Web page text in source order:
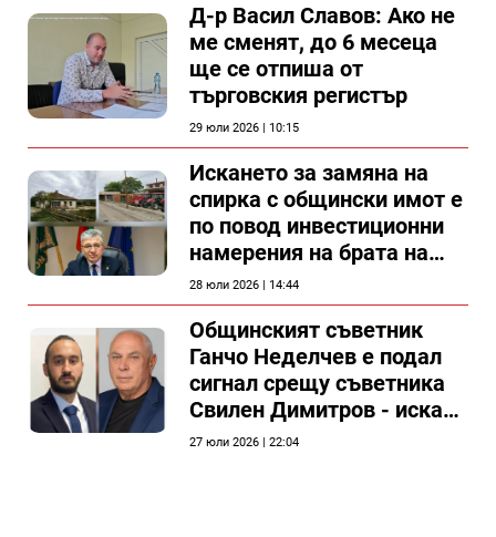
Д-р Васил Славов: Ако не
ме сменят, до 6 месеца
ще се отпиша от
търговския регистър
29 юли 2026 | 10:15
Искането за замяна на
спирка с общински имот е
по повод инвестиционни
намерения на брата на
председателя на
Общински съвет Силистра
28 юли 2026 | 14:44
Общинският съветник
Ганчо Неделчев е подал
сигнал срещу съветника
Свилен Димитров - иска
етичната комисия на
27 юли 2026 | 22:04